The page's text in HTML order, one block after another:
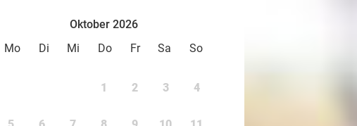
Oktober 2026
Mo
Di Mi Do Fr Sa So
1 2 3 4